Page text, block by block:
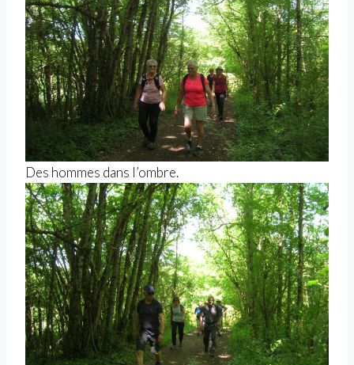
Des hommes dans l’ombre.